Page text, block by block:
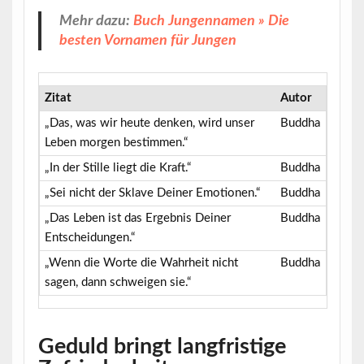
Mehr dazu:Buch Jungennamen » Die
besten Vornamen für Jungen
Zitat Autor
„Das, was wir heute denken, wird unser
Leben morgen bestimmen.“
Buddha
„In der Stille liegt die Kraft.“ Buddha
„Sei nicht der Sklave Deiner Emotionen.“ Buddha
„Das Leben ist das Ergebnis Deiner
Entscheidungen.“
Buddha
„Wenn die Worte die Wahrheit nicht
sagen, dann schweigen sie.“
Buddha
Geduld bringt langfristige